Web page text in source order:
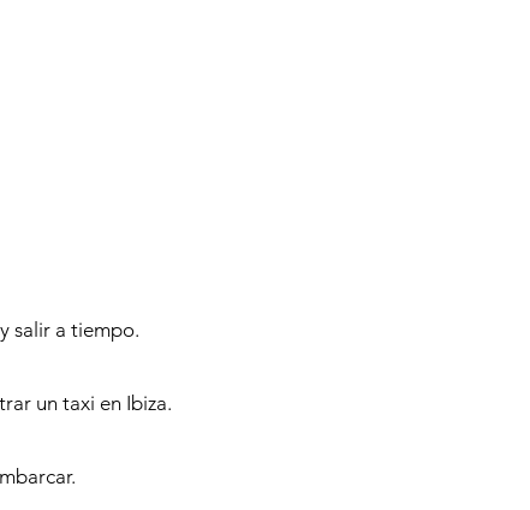
salir a tiempo.
un taxi en Ibiza.